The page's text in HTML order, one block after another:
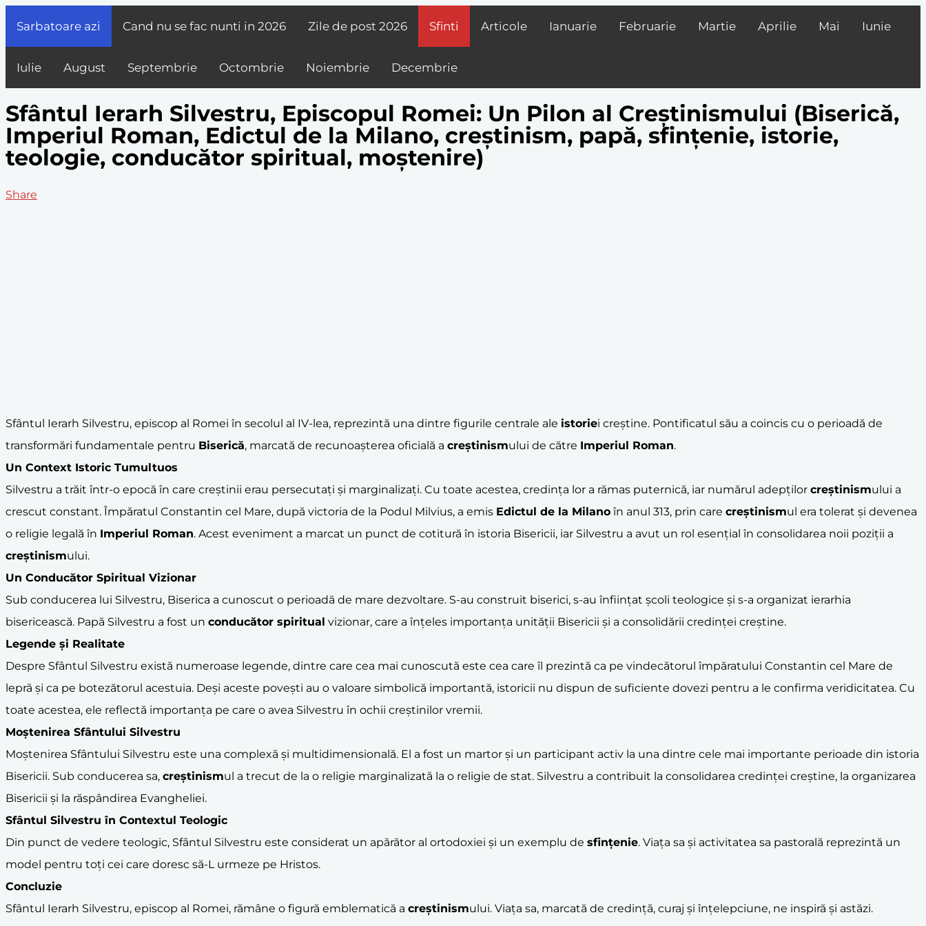
Sarbatoare azi Cand nu se fac nunti in 2026 Zile de post 2026 Sfinti Articole Ianuarie Februarie Martie Aprilie Mai Iunie
Iulie August Septembrie Octombrie Noiembrie Decembrie
Sfântul Ierarh Silvestru, Episcopul Romei: Un Pilon al Creștinismului (Biserică,
Imperiul Roman, Edictul de la Milano, creștinism, papă, sfințenie, istorie,
teologie, conducător spiritual, moștenire)
Share
Sfântul Ierarh Silvestru, episcop al Romei în secolul al IV-lea, reprezintă una dintre figurile centrale ale istoriei creștine. Pontificatul său a coincis cu o perioadă de
transformări fundamentale pentru Biserică, marcată de recunoașterea oficială a creștinismului de către Imperiul Roman.
Un Context Istoric Tumultuos
Silvestru a trăit într-o epocă în care creștinii erau persecutați și marginalizați. Cu toate acestea, credința lor a rămas puternică, iar numărul adepților creștinismului a
crescut constant. Împăratul Constantin cel Mare, după victoria de la Podul Milvius, a emis Edictul de la Milano în anul 313, prin care creștinismul era tolerat și devenea
o religie legală în Imperiul Roman. Acest eveniment a marcat un punct de cotitură în istoria Bisericii, iar Silvestru a avut un rol esențial în consolidarea noii poziții a
creștinismului.
Un Conducător Spiritual Vizionar
Sub conducerea lui Silvestru, Biserica a cunoscut o perioadă de mare dezvoltare. S-au construit biserici, s-au înființat școli teologice și s-a organizat ierarhia
bisericească. Papă Silvestru a fost un conducător spiritual vizionar, care a înțeles importanța unității Bisericii și a consolidării credinței creștine.
Legende și Realitate
Despre Sfântul Silvestru există numeroase legende, dintre care cea mai cunoscută este cea care îl prezintă ca pe vindecătorul împăratului Constantin cel Mare de
lepră și ca pe botezătorul acestuia. Deși aceste povești au o valoare simbolică importantă, istoricii nu dispun de suficiente dovezi pentru a le confirma veridicitatea. Cu
toate acestea, ele reflectă importanța pe care o avea Silvestru în ochii creștinilor vremii.
Moștenirea Sfântului Silvestru
Moștenirea Sfântului Silvestru este una complexă și multidimensională. El a fost un martor și un participant activ la una dintre cele mai importante perioade din istoria
Bisericii. Sub conducerea sa, creștinismul a trecut de la o religie marginalizată la o religie de stat. Silvestru a contribuit la consolidarea credinței creștine, la organizarea
Bisericii și la răspândirea Evangheliei.
Sfântul Silvestru în Contextul Teologic
Din punct de vedere teologic, Sfântul Silvestru este considerat un apărător al ortodoxiei și un exemplu de sfințenie. Viața sa și activitatea sa pastorală reprezintă un
model pentru toți cei care doresc să-L urmeze pe Hristos.
Concluzie
Sfântul Ierarh Silvestru, episcop al Romei, rămâne o figură emblematică a creștinismului. Viața sa, marcată de credință, curaj și înțelepciune, ne inspiră și astăzi.